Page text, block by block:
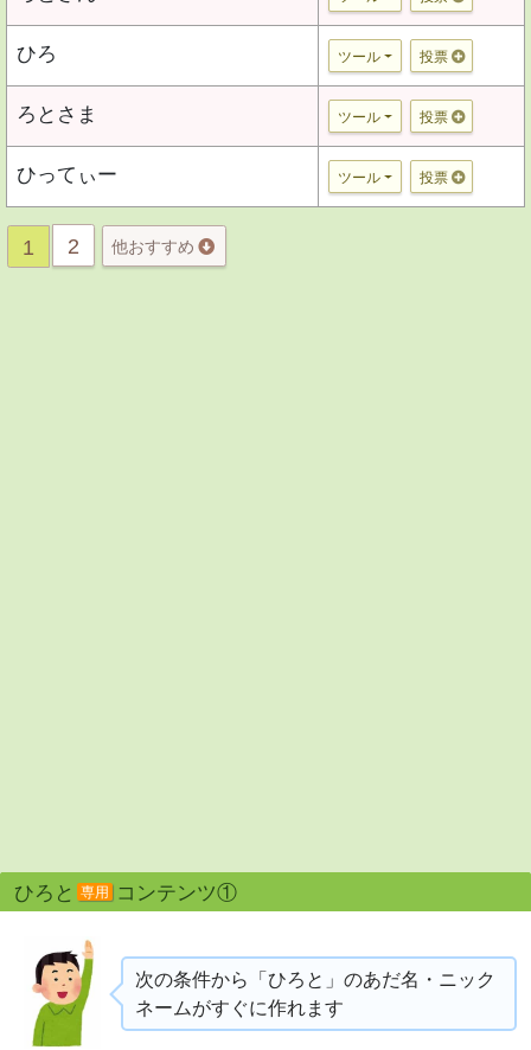
ひろ ツール 投票
ろとさま ツール 投票
ひってぃー ツール 投票
1 2 他おすすめ
ひろと 専用 コンテンツ①
次の条件から「ひろと」のあだ名・ニック
ネームがすぐに作れます